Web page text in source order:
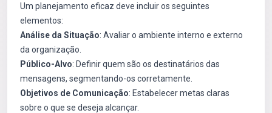
Um planejamento eficaz deve incluir os seguintes
elementos:
Análise da Situação: Avaliar o ambiente interno e externo
da organização.
Público-Alvo: Definir quem são os destinatários das
mensagens, segmentando-os corretamente.
Objetivos de Comunicação: Estabelecer metas claras
sobre o que se deseja alcançar.